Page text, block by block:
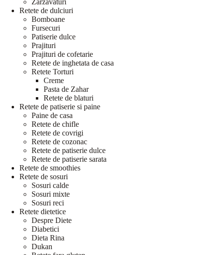
Zarzavaturi
Retete de dulciuri
Bomboane
Fursecuri
Patiserie dulce
Prajituri
Prajituri de cofetarie
Retete de inghetata de casa
Retete Torturi
Creme
Pasta de Zahar
Retete de blaturi
Retete de patiserie si paine
Paine de casa
Retete de chifle
Retete de covrigi
Retete de cozonac
Retete de patiserie dulce
Retete de patiserie sarata
Retete de smoothies
Retete de sosuri
Sosuri calde
Sosuri mixte
Sosuri reci
Retete dietetice
Despre Diete
Diabetici
Dieta Rina
Dukan